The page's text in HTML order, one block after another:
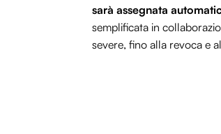
sarà assegnata
semplificata in
severe, fino alla revoca e